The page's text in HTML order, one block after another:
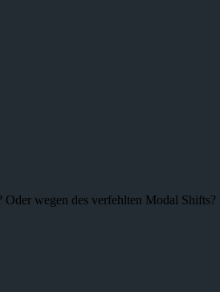
Oder wegen des verfehlten Modal